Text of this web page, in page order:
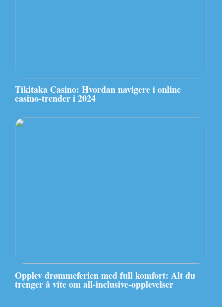
Tikitaka Casino: Hvordan navigere i online
casino-trender i 2024
Opplev drømmeferien med full komfort: Alt du
trenger å vite om all-inclusive-opplevelser